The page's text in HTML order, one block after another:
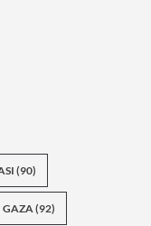
(90)
GAZA (92)